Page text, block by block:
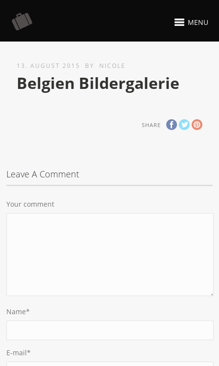
MENU
13. AUGUST 2015 BY NICOLE
Belgien Bildergalerie
SHARE
Leave A Comment
Your comment
Name*
E-mail*